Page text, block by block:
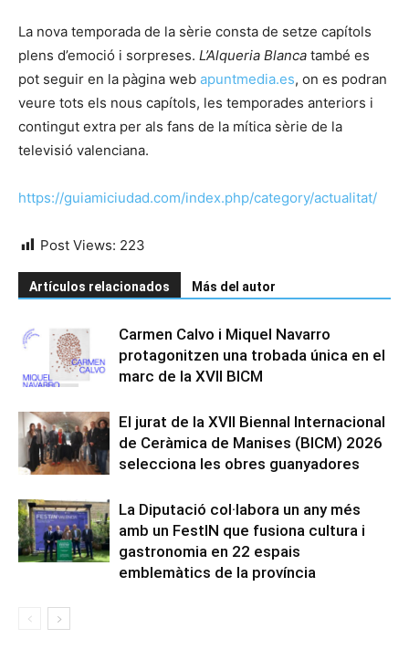
La nova temporada de la sèrie consta de setze capítols
plens d’emoció i sorpreses. L’Alqueria Blanca també es
pot seguir en la pàgina web apuntmedia.es, on es podran
veure tots els nous capítols, les temporades anteriors i
contingut extra per als fans de la mítica sèrie de la
televisió valenciana.
https://guiamiciudad.com/index.php/category/actualitat/
Post Views: 223
Artículos relacionados Más del autor
Carmen Calvo i Miquel Navarro
protagonitzen una trobada única en el
marc de la XVII BICM
El jurat de la XVII Biennal Internacional
de Ceràmica de Manises (BICM) 2026
selecciona les obres guanyadores
La Diputació col·labora un any més
amb un FestIN que fusiona cultura i
gastronomia en 22 espais
emblemàtics de la província